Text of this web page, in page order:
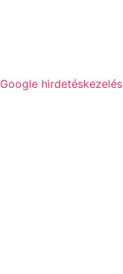
Google hirdetéskezelés